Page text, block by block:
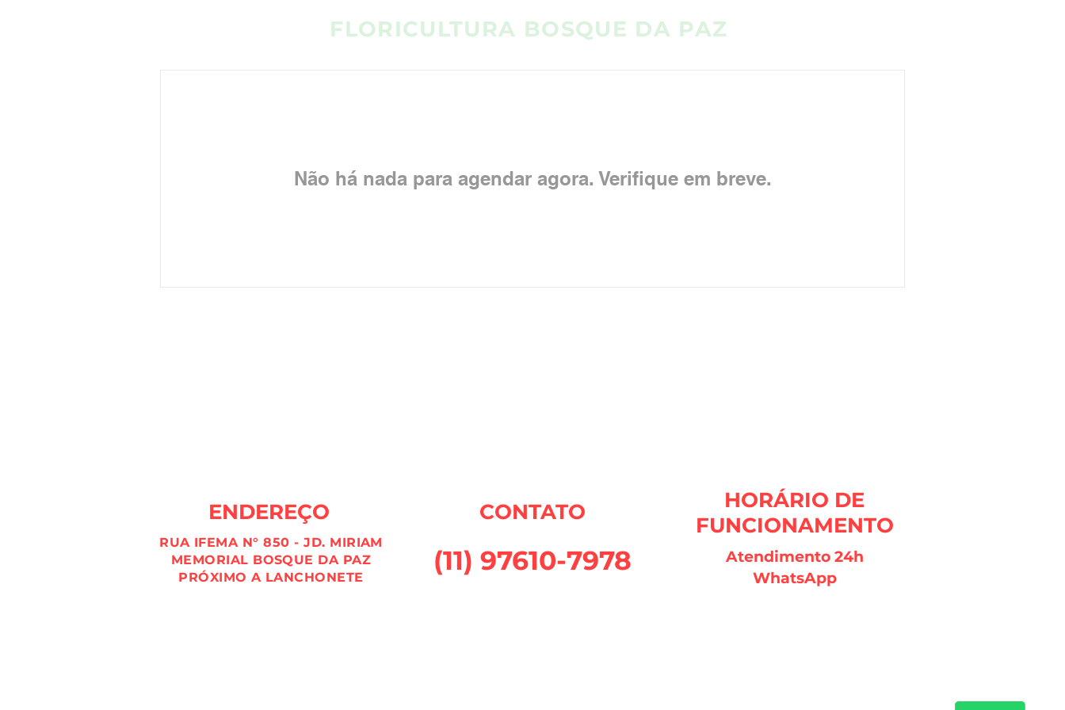
FLORICULTURA BOSQUE DA PAZ
Não há nada para agendar agora. Verifique em breve.
ENDEREÇO
RUA IFEMA N° 850 - JD. MIRIAM
MEMORIAL BOSQUE DA PAZ
PRÓXIMO A LANCHONETE
CONTATO
(11) 97610-7978
HORÁRIO DE
FUNCIONAMENTO
Atendimento 24h
WhatsApp